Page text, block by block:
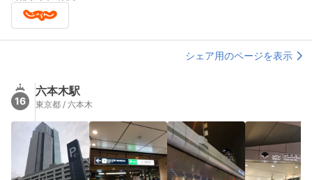
シェア用のページを表示
16
六本木駅
東京都 / 六本木